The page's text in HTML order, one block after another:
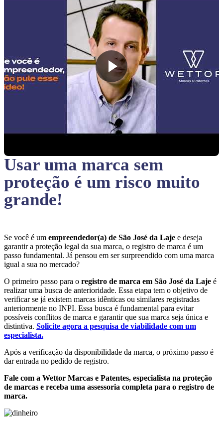
Usar uma marca sem
proteção é um risco muito
grande!
Se você é um empreendedor(a) de São José da Laje e deseja
garantir a proteção legal da sua marca, o registro de marca é um
passo fundamental. Já pensou em ser surpreendido com uma marca
igual a sua no mercado?
O primeiro passo para o registro de marca em São José da Laje é
realizar uma busca de anterioridade. Essa etapa tem o objetivo de
verificar se já existem marcas idênticas ou similares registradas
anteriormente no INPI. Essa busca é fundamental para evitar
possíveis conflitos de marca e garantir que sua marca seja única e
distintiva. Solicite agora a pesquisa de viabilidade com um
especialista.
Após a verificação da disponibilidade da marca, o próximo passo é
dar entrada no pedido de registro.
Fale com a Wettor Marcas e Patentes, especialista na proteção
de marcas e receba uma assessoria completa para o registro de
marca.